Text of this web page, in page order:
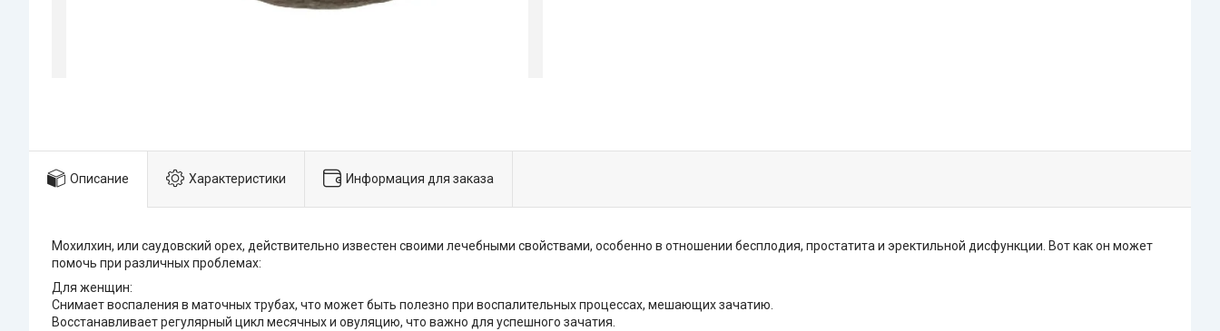
Описание Характеристики Информация для заказа
Мохилхин, или саудовский орех, действительно известен своими лечебными свойствами, особенно в отношении бесплодия, простатита и эректильной дисфункции. Вот как он может
помочь при различных проблемах:
Для женщин:
Снимает воспаления в маточных трубах, что может быть полезно при воспалительных процессах, мешающих зачатию.
Восстанавливает регулярный цикл месячных и овуляцию, что важно для успешного зачатия.